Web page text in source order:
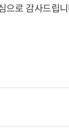
으로 감사드립